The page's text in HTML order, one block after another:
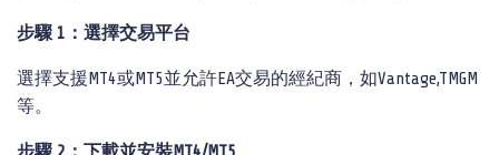
步驟 1：選擇交易平台
選擇支援MT4或MT5並允許EA交易的經紀商，如Vantage,TMGM
等。